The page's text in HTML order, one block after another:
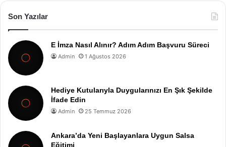
Son Yazılar
E İmza Nasıl Alınır? Adım Adım Başvuru Süreci
Admin 1 Ağustos 2026
Hediye Kutularıyla Duygularınızı En Şık Şekilde
İfade Edin
Admin 25 Temmuz 2026
Ankara’da Yeni Başlayanlara Uygun Salsa
Eğitimi